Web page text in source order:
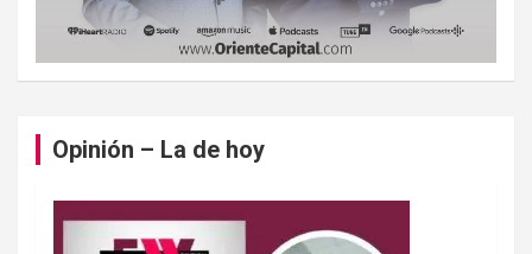
Opinión – La de hoy